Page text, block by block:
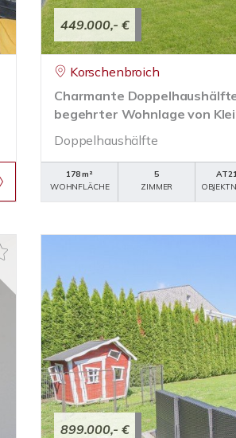
449.000,- €
Korschenbroich
Charmante
begehrter Wohnlage von
Doppelhaushälfte
178 m²
WOHNFLÄCHE
5
ZIMMER
899.000,- €